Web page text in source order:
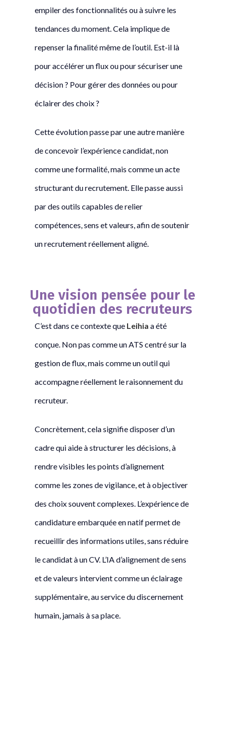
empiler des fonctionnalités ou à suivre les
tendances du moment. Cela implique de
repenser la finalité même de l’outil. Est-il là
pour accélérer un flux ou pour sécuriser une
décision ? Pour gérer des données ou pour
éclairer des choix ?
Cette évolution passe par une autre manière
de concevoir l’expérience candidat, non
comme une formalité, mais comme un acte
structurant du recrutement. Elle passe aussi
par des outils capables de relier
compétences, sens et valeurs, afin de soutenir
un recrutement réellement aligné.
Une vision pensée pour le
quotidien des recruteurs
C’est dans ce contexte que Leihia a été
conçue. Non pas comme un ATS centré sur la
gestion de flux, mais comme un outil qui
accompagne réellement le raisonnement du
recruteur.
Concrètement, cela signifie disposer d’un
cadre qui aide à structurer les décisions, à
rendre visibles les points d’alignement
comme les zones de vigilance, et à objectiver
des choix souvent complexes. L’expérience de
candidature embarquée en natif permet de
recueillir des informations utiles, sans réduire
le candidat à un CV. L’IA d’alignement de sens
et de valeurs intervient comme un éclairage
supplémentaire, au service du discernement
humain, jamais à sa place.